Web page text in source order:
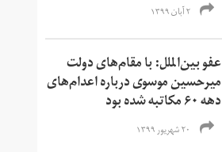
۲ آبان ۱۳۹۹
عفو بین‌الملل:‌ با مقام‌های دولت
میرحسین موسوی درباره اعدام‌های
دهه ۶۰ مکاتبه شده بود
۲۰ شهریور ۱۳۹۹